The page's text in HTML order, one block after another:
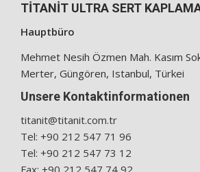
TİTANİT ULTRA SERT
Hauptbüro
Mehmet Nesih Özmen Mah. Kasım
Merter, Güngören, Istanbul, Türkei
Unsere Kontaktinformationen
titanit@titanit.com.tr
Tel: +90 212 547 71 96
Tel: +90 212 547 73 12
Fax: +90 212 547 74 92